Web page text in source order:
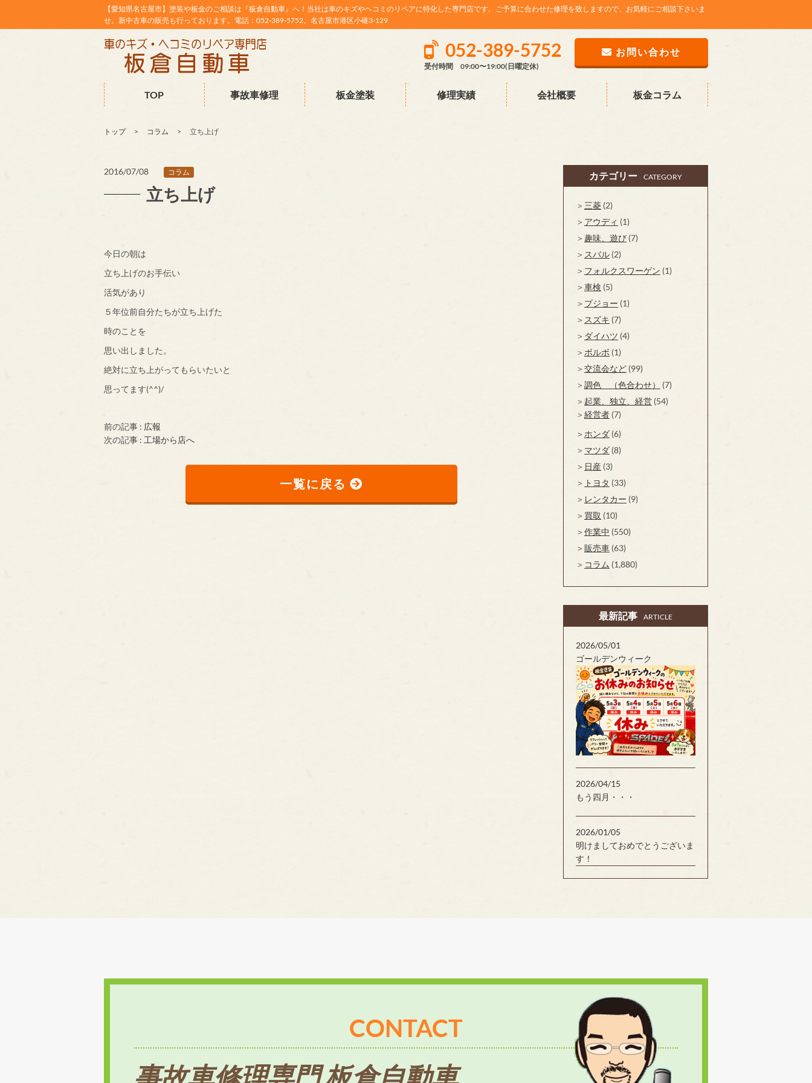
【愛知県名古屋市】塗装や板金のご相談は『板倉自動車』へ！当社は車のキズやヘコミのリペアに特化した専門店です。ご予算に合わせた修理を致しますので、お気軽にご相談下さいま
せ。新中古車の販売も行っております。電話：052-389-5752。名古屋市港区小碓3-129
052-389-5752
受付時間 09:00〜19:00(日曜定休)
お問い合わせ
TOP 事故車修理 板金塗装 修理実績 会社概要 板金コラム
トップ コラム 立ち上げ
2016/07/08 コラム
立ち上げ
今日の朝は
立ち上げのお手伝い
活気があり
５年位前自分たちが立ち上げた
時のことを
思い出しました。
絶対に立ち上がってもらいたいと
思ってます(^^)/
前の記事 : 広報
次の記事 : 工場から店へ
一覧に戻る
カテゴリー CATEGORY
三菱 (2)
アウディ (1)
趣味、遊び (7)
スバル (2)
フォルクスワーゲン (1)
車検 (5)
プジョー (1)
スズキ (7)
ダイハツ (4)
ボルボ (1)
交流会など (99)
調色 （色合わせ）
(7)
起業、独立、経営 (54)
経営者 (7)
ホンダ (6)
マツダ (8)
日産 (3)
トヨタ (33)
レンタカー (9)
買取 (10)
作業中 (550)
販売車 (63)
コラム (1,880)
最新記事 ARTICLE
2026/05/01
ゴールデンウィーク
2026/04/15
もう四月・・・
2026/01/05
明けましておめでとうございま
す！
CONTACT
事故車修理専門 板倉自動車